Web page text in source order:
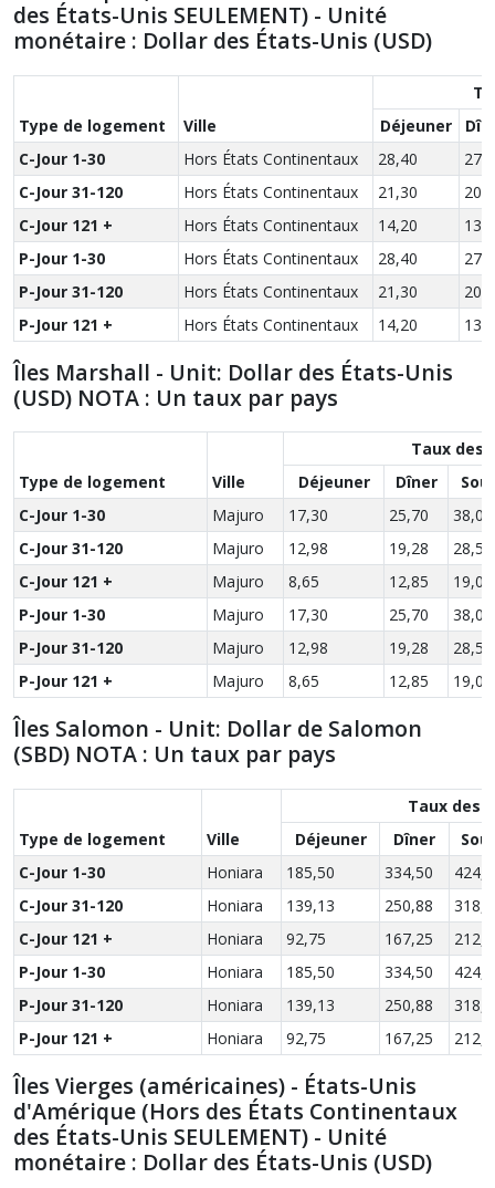
des États-Unis SEULEMENT) - Unité
monétaire : Dollar des États-Unis (USD)
Type de logement Ville
Déjeuner
C-Jour 1-30
Hors États Continentaux 28,40
C-Jour 31-120
Hors États Continentaux 21,30
C-Jour 121 +
Hors États Continentaux 14,20
P-Jour 1-30
Hors États Continentaux 28,40
P-Jour 31-120
Hors États Continentaux 21,30
P-Jour 121 +
Hors États Continentaux 14,20
Îles Marshall - Unit: Dollar des États-Unis
(USD) NOTA : Un taux par pays
Type de logement Ville
Taux des
Déjeuner
Dîner
C-Jour 1-30
Majuro 17,30 25,70
38,00
C-Jour 31-120
Majuro 12,98 19,28
28,50
C-Jour 121 +
Majuro 8,65 12,85
19,00
P-Jour 1-30
Majuro 17,30 25,70
38,00
P-Jour 31-120
Majuro 12,98 19,28
28,50
P-Jour 121 +
Majuro 8,65 12,85 19,00
Îles Salomon - Unit: Dollar de Salomon
(SBD) NOTA : Un taux par pays
Type de logement Ville
Taux des
Déjeuner
Dîner
C-Jour 1-30
Honiara 185,50 334,50
C-Jour 31-120
Honiara 139,13 250,88
C-Jour 121 +
Honiara 92,75 167,25
P-Jour 1-30
Honiara 185,50 334,50
P-Jour 31-120
Honiara 139,13 250,88
P-Jour 121 +
Honiara 92,75 167,25
Îles Vierges (américaines) - États-Unis
d'Amérique (Hors des États Continentaux
des États-Unis SEULEMENT) - Unité
monétaire : Dollar des États-Unis (USD)